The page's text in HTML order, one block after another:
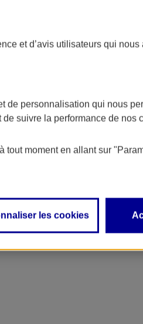
et d’avis utilisateurs qui
de personnalisation qui nous
suivre la performance de nos
tout moment en allant sur
les cookies